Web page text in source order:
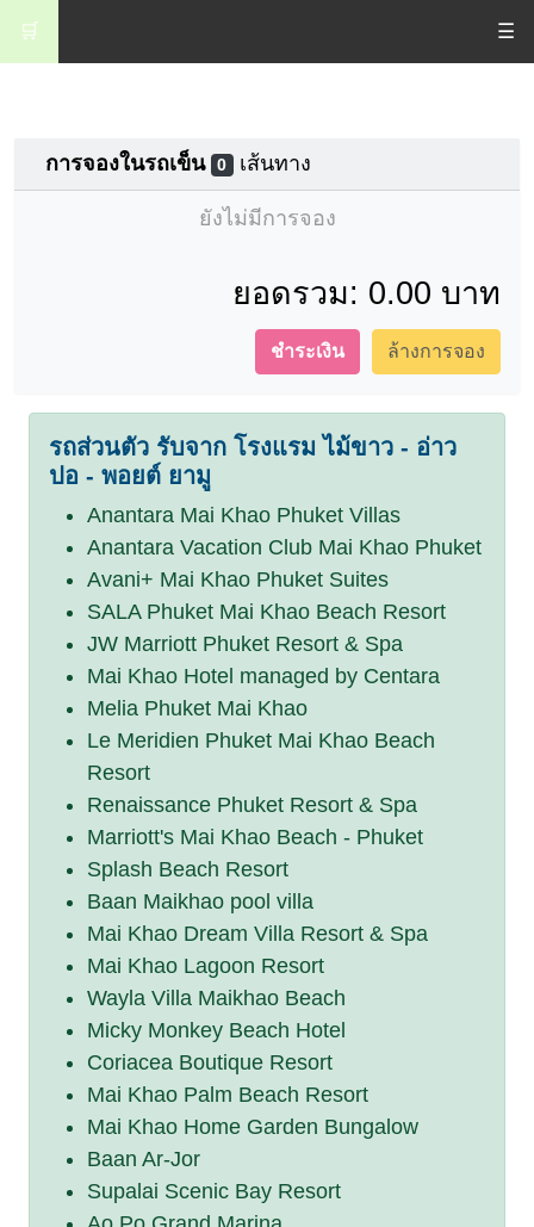
🛒 ☰
การจองในรถเข็น 0 เส้นทาง
ยังไม่มีการจอง
ยอดรวม: 0.00 บาท
ชำระเงิน ล้างการจอง
รถส่วนตัว รับจาก โรงแรม ไม้ขาว - อ่าว
ปอ - พอยต์ ยามู
Anantara Mai Khao Phuket Villas
Anantara Vacation Club Mai Khao Phuket
Avani+ Mai Khao Phuket Suites
SALA Phuket Mai Khao Beach Resort
JW Marriott Phuket Resort & Spa
Mai Khao Hotel managed by Centara
Melia Phuket Mai Khao
Le Meridien Phuket Mai Khao Beach
Resort
Renaissance Phuket Resort & Spa
Marriott's Mai Khao Beach - Phuket
Splash Beach Resort
Baan Maikhao pool villa
Mai Khao Dream Villa Resort & Spa
Mai Khao Lagoon Resort
Wayla Villa Maikhao Beach
Micky Monkey Beach Hotel
Coriacea Boutique Resort
Mai Khao Palm Beach Resort
Mai Khao Home Garden Bungalow
Baan Ar-Jor
Supalai Scenic Bay Resort